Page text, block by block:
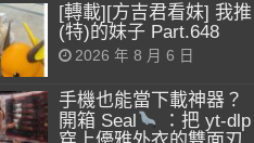
[轉載][方吉君看妹] 我推
(特)的妹子 Part.648
2026 年 8 月 6 日
手機也能當下載神器？
開箱 Seal
：把 yt-dlp